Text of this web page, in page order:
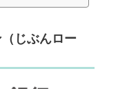
じぶん銀行の口座を使用している方
じぶんロー